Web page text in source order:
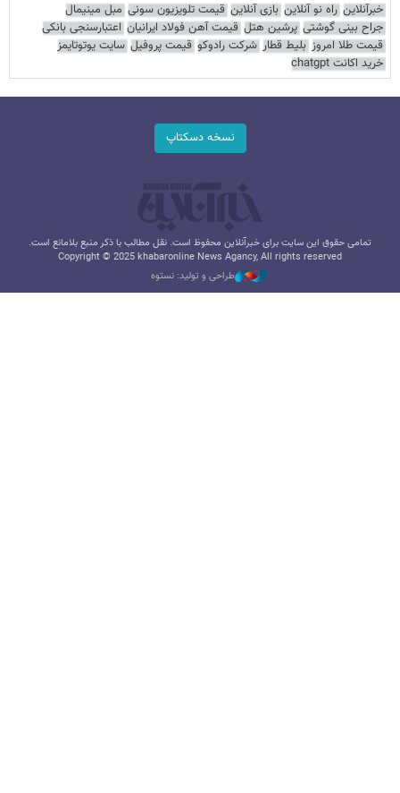
خبرآنلاین راه نو آنلاین بازی آنلاین قیمت تلویزیون سونی مبل مینیمال
جراح بینی گوشتی پرشین هتل قیمت آهن فولاد ایرانیان اعتبارسنجی بانکی
قیمت طلا امروز بلیط قطار شرکت رادوکو قیمت پروفیل سایت یوتوتایمز
خرید اکانت chatgpt
نسخه دسکتاپ
تمامی حقوق این سایت برای خبرآنلاین محفوظ است. نقل مطالب با ذکر منبع بلامانع است.
Copyright © 2025 khabaronline News Agancy, All rights reserved
طراحی و تولید: نستوه